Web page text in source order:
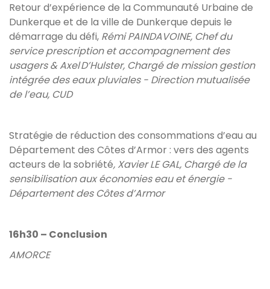
Retour d’expérience de la Communauté Urbaine de
Dunkerque et de la ville de Dunkerque depuis le
démarrage du défi, Rémi PAINDAVOINE, Chef du
service prescription et accompagnement des
usagers & Axel D’Hulster, Chargé de mission gestion
intégrée des eaux pluviales - Direction mutualisée
de l’eau, CUD
Stratégie de réduction des consommations d’eau au
Département des Côtes d’Armor : vers des agents
acteurs de la sobriété, Xavier LE GAL, Chargé de la
sensibilisation aux économies eau et énergie -
Département des Côtes d’Armor
16h30 – Conclusion
AMORCE